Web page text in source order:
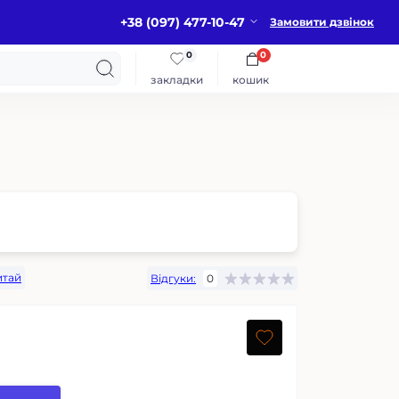
+38 (097) 477-10-47 Замовити дзвінок
закладки
0
кошик
0
Відгуки: 0